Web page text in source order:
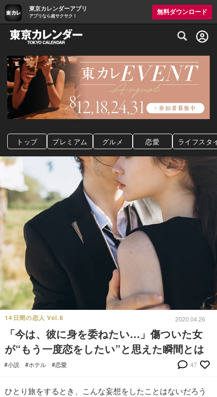
東京カレンダーアプリ
アプリなら超サクサク！
無料ダウンロード
グルメ情報・プレミアムレストラン予約
トップ プレミアム グルメ 恋愛 ライフスタ
14日間の恋人 Vol.8 2020.04.26
「今は、彼に身を委ねたい…」傷ついた女
が“もう一度恋をしたい”と思えた瞬間とは
#小説 #ホテル #恋愛 47
ひとり旅をするとき、こんな妄想をしたことはないだろう